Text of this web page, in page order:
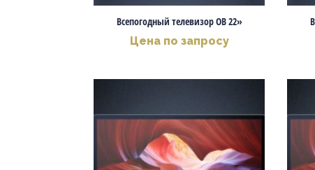
Всепогодный телевизор OB 22»
Цена по запросу